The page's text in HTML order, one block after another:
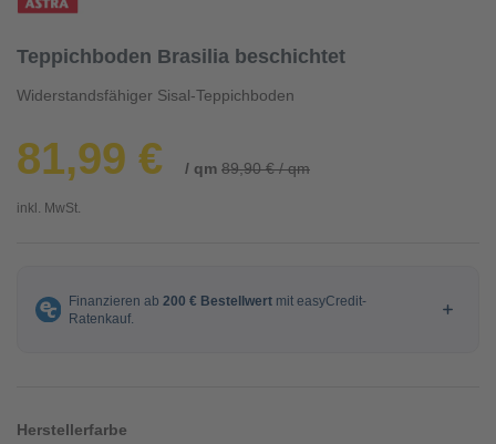
Teppichboden Brasilia beschichtet
Widerstandsfähiger Sisal-Teppichboden
81,99 € / qm 89,90 € / qm
inkl. MwSt.
Herstellerfarbe